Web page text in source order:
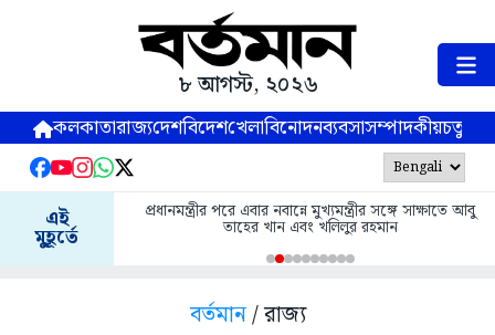
৮ আগস্ট, ২০২৬
কলকাতারাজ্যদেশবিদেশখেলাবিনোদনব্যবসাসম্পাদকীয়
এই
মুহূর্তে
প্রধানমন্ত্রীর পরে এবার নবান্নে মুখ্যমন্ত্রীর সঙ্গে সাক্ষাতে আবু
তাহের খান এবং খলিলুর রহমান
বর্তমান/ রাজ্য